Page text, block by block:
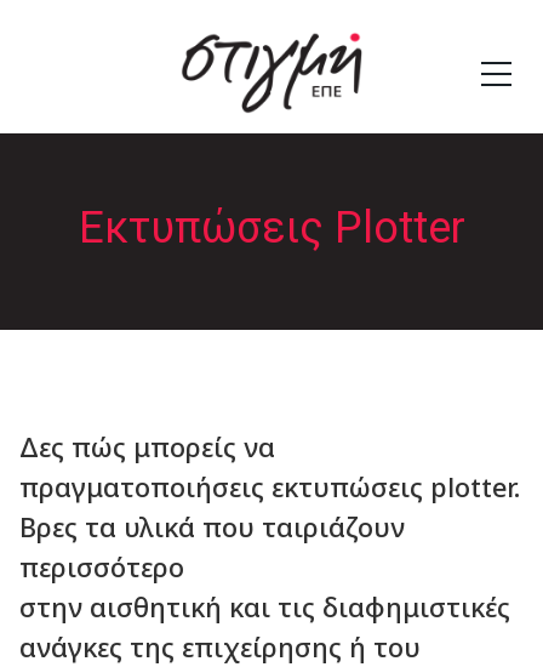
Εκτυπώσεις Plotter
Δες πώς μπορείς να
πραγματοποιήσεις εκτυπώσεις plotter.
Βρες τα υλικά που ταιριάζουν
περισσότερο
στην αισθητική και τις διαφημιστικές
ανάγκες της επιχείρησης ή του